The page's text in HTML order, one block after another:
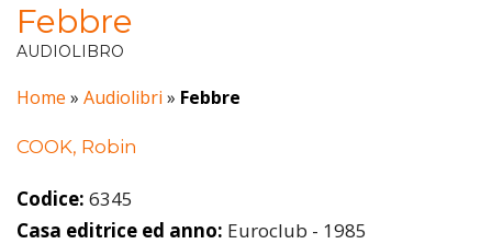
Febbre
AUDIOLIBRO
Home » Audiolibri » Febbre
COOK, Robin
Codice: 6345
Casa editrice ed anno: Euroclub - 1985